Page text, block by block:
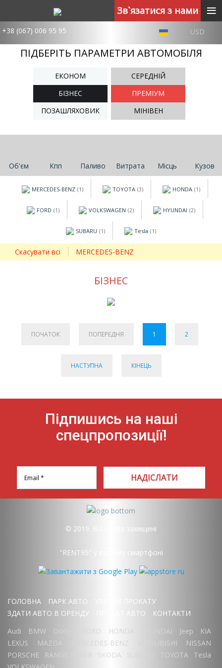
+38 (067) 006 95 95 USD
ПІДБЕРІТЬ ПАРАМЕТРИ АВТОМОБІЛЯ
ЕКОНОМ
СЕРЕДНІЙ
БІЗНЕС
ПРЕМІУМ
ПОЗАШЛЯХОВИК
МІНІВЕН
Об'єм Кпп Паливо Витрата Місць Кузов
MERCEDES-BENZ (1) TOYOTA (3) HONDA (1)
FORD (1) VOLKSWAGEN (2) HYUNDAI (2)
SUBARU (1) Tesla (1)
Скасувати всі MERCEDES-BENZ
БІЗНЕС
ПОЧАТОК ПОПЕРЕДНЯ 1 2
НАСТУПНА КІНЕЦЬ
Підпишись на наші
спецпропозиції!
НАДІСЛАТИ
© 2019. Всі права захищені
"RENT95" у вашому смартфоні
ГОЛОВНА ПАРК АВТО
УМОВИ ПРОКАТУ
ЗДАТИ АВТО В ОРЕНДУ
ПРОКАТ АВТО
КОНТАКТИ
Audi
BMW Dodge FORD HONDA HYUNDAI Jeep
KIA
LEXUS
MAZDA MERCEDES-BENZ MITSUBISHI
NISSAN
PORSCHE
RANGE ROVER SKODA TOYOTA
Tesla
Зв`язатися з нами ≡